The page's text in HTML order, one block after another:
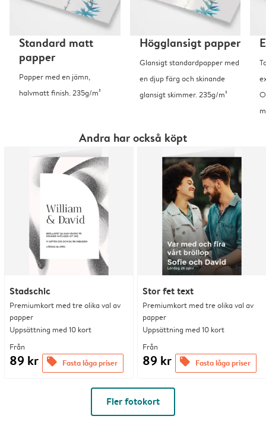
Standard matt
papper
Papper med en jämn,
halvmatt finish. 235g/m²
Högglansigt papper
Glansigt standardpapper med
en djup färg och skinande
glansigt skimmer. 235g/m²
Andra har också köpt
Stadschic
Premiumkort med tre olika val av
papper
Uppsättning med 10 kort
Från
89 kr offers Fasta låga priser
Stor fet text
Premiumkort med tre olika val av
papper
Uppsättning med 10 kort
Från
89 kr offers Fasta låga priser
Fler fotokort